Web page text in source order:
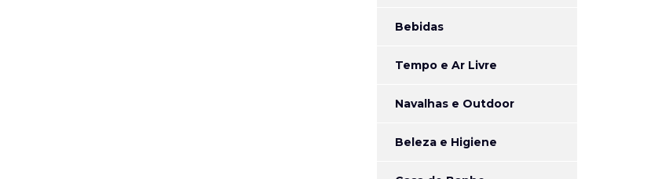
Bebidas
Tempo e Ar Livre
Navalhas e Outdoor
Beleza e Higiene